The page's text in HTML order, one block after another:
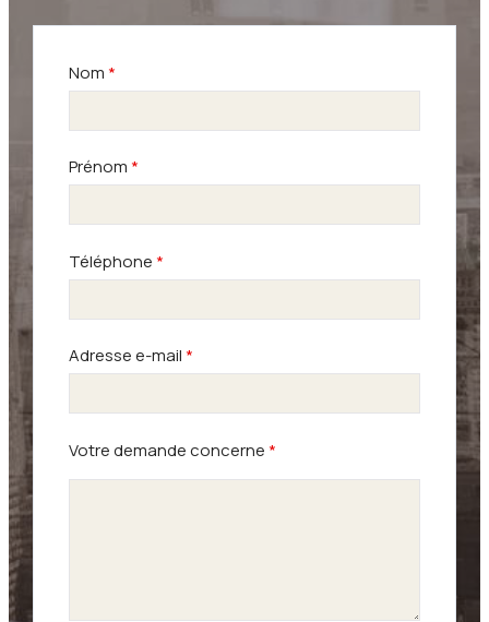
Nom *
Prénom *
Téléphone *
Adresse e-mail *
Votre demande concerne *